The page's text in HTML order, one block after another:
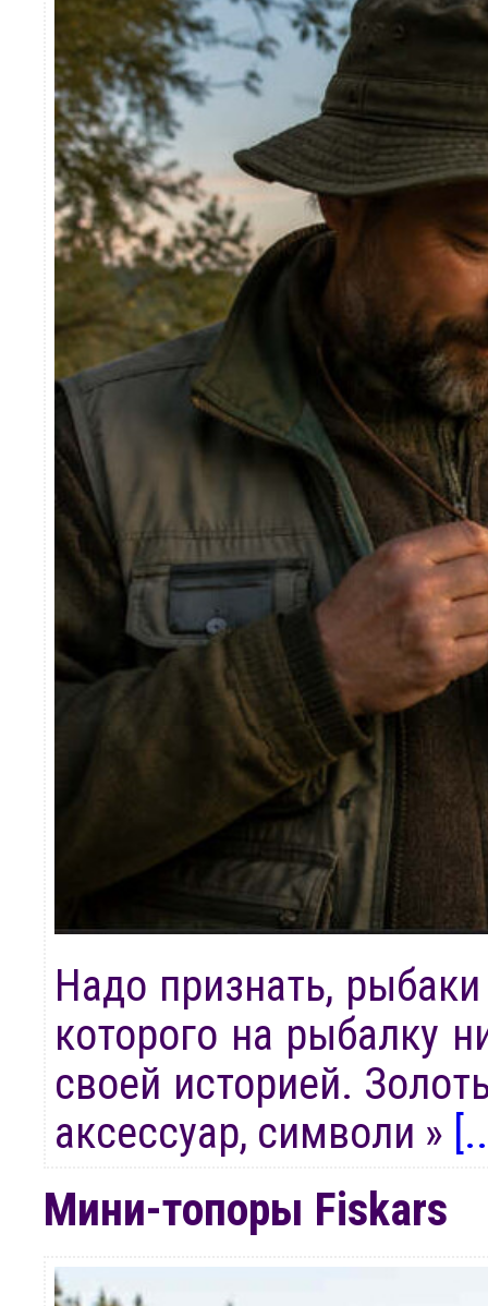
Надо признать,
которого на рыбалку
своей историей.
аксессуар, символи »
Мини-топоры Fiskars